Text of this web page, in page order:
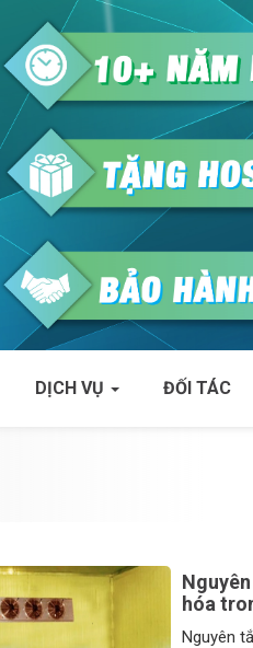
DỊCH VỤ ĐỐI TÁC
hóa
Nguyên